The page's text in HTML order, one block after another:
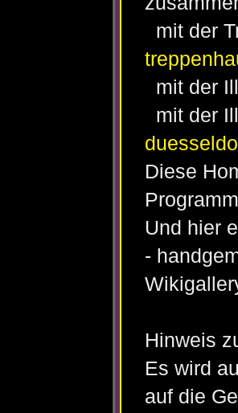
mit der
mit der
mit der
Diese
Und hier
-
Hinweis
Es wird
auf die